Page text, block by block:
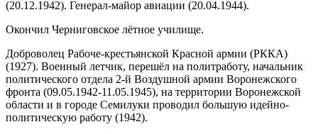
(20.12.1942). Генерал-майор авиации (20.04.1944).
Окончил Черниговское лётное училище.
Доброволец Рабоче-крестьянской Красной армии (РККА)
(1927). Военный летчик, перешёл на политработу, начальник
политического отдела 2-й Воздушной армии Воронежского
фронта (09.05.1942-11.05.1945), на территории Воронежской
области и в городе Семилуки проводил большую идейно-
политическую работу (1942).